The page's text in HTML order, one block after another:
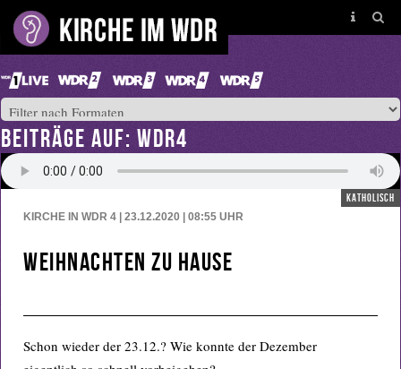
BEITRÄGE AUF: WDR4
katholisch
KIRCHE IN WDR 4 | 23.12.2020 | 08:55 UHR
Weihnachten zu Hause
Schon wieder der 23.12.? Wie konnte der Dezember